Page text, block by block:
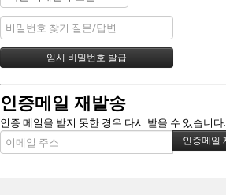
인증메일 재발송
인증 메일을 받지 못한 경우 다시 받을 수 있습니다.